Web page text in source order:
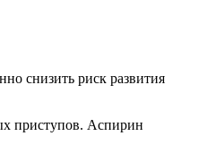
снизить риск развития
приступов. Аспирин